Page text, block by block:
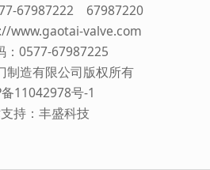
67987222 67987220
www.gaotai-valve.com
：0577-67987225
制造有限公司版权所有
11042978号-1
持： 丰盛科技